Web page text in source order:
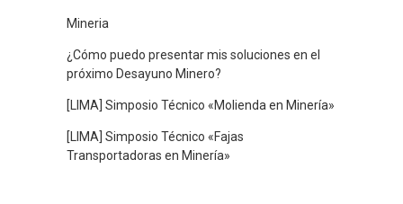
Mineria
¿Cómo puedo presentar mis soluciones en el
próximo Desayuno Minero?
[LIMA] Simposio Técnico «Molienda en Minería»
[LIMA] Simposio Técnico «Fajas
Transportadoras en Minería»